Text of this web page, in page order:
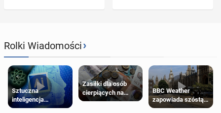
Rolki Wiadomości›
Sztuczna
inteligencja
próbowała oszukać
Zasiłki dla osób
cierpiących na
schorzenia
BBC Weather
zapowiada szóstą
falę upałów w